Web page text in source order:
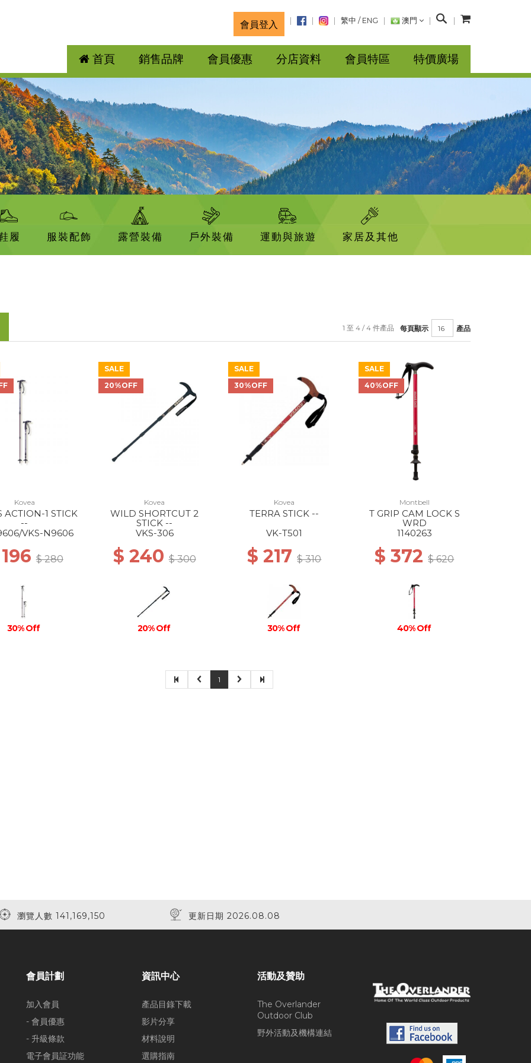
會員登入 繁中 / ENG 澳門
搜
首頁 銷售品牌 會員優惠 分店資料 會員特區 特價廣場
履 服裝配飾 露營裝備 戶外裝備 運動與旅遊 家居及其他
每頁顯示 產品
1 至 4 / 4 件產品
Kovea
ACTION-1 STICK
--
VKS-N9606
$ 280
30% Off
SALE
20%OFF
Kovea
WILD SHORTCUT 2
STICK --
VKS-306
$ 240$ 300
20% Off
SALE
30%OFF
Kovea
TERRA STICK --
VK-T501
$ 217$ 310
30% Off
SALE
40%OFF
Montbell
T GRIP CAM LOCK S
WRD
1140263
$ 372$ 620
40% Off
1
瀏覽人數 141,169,150 更新日期 2026.08.08
會員計劃
加入會員
- 會員優惠
- 升級條款
電子會員証功能
資訊中心
產品目錄下載
影片分享
材料說明
選購指南
活動及贊助
The Overlander
Outdoor Club
野外活動及機構連結